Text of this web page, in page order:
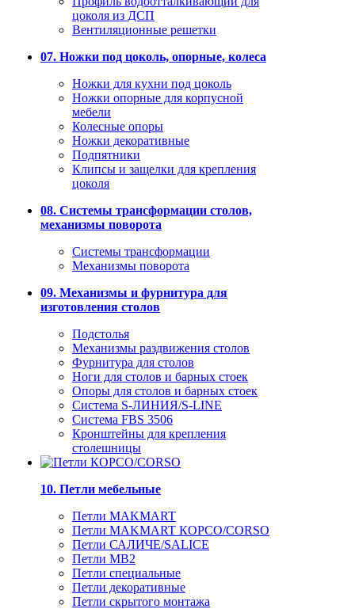
цоколя из ДСП
Вентиляционные решетки
07. Ножки под цоколь, опорные, колеса
Ножки для кухни под цоколь
Ножки опорные для корпусной
мебели
Колесные опоры
Ножки декоративные
Подпятники
Клипсы и защелки для крепления
цоколя
08. Системы трансформации столов,
механизмы поворота
Системы трансформации
Механизмы поворота
09. Механизмы и фурнитура для
изготовления столов
Подстолья
Механизмы раздвижения столов
Фурнитура для столов
Ноги для столов и барных стоек
Опоры для столов и барных стоек
Система S-ЛИНИЯ/S-LINE
Система FBS 3506
Кронштейны для крепления
столешницы
10. Петли мебельные
Петли MAKMART
Петли MAKMART КОРСО/CORSO
Петли САЛИЧЕ/SALICE
Петли MB2
Петли специальные
Петли декоративные
Петли скрытого монтажа